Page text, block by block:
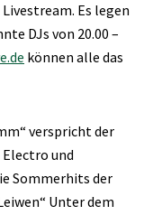
Es legen
DJs von 20.00 –
können alle das
verspricht der
Electro und
Sommerhits der
Unter dem